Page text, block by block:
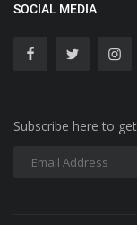
SOCIAL MEDIA
Subscribe here to